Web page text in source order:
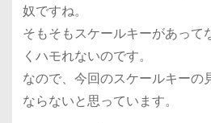
奴ですね。
そもそもスケールキーがあって
くハモれないのです。
なので、今回のスケールキーの
ならないと思っています。